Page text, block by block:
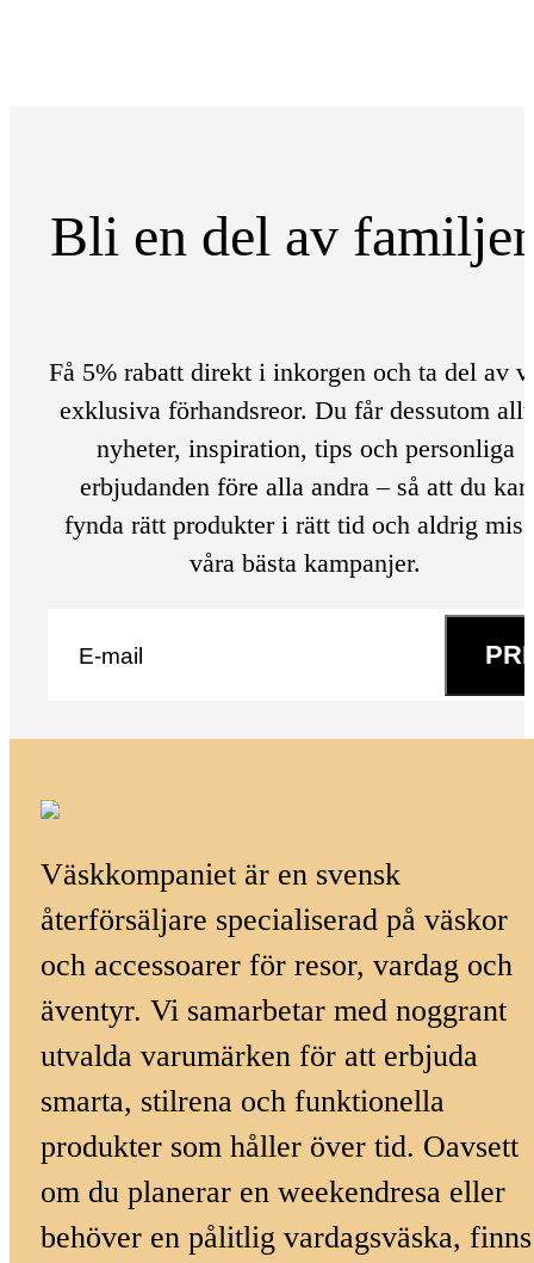
Bli en del av
Få 5% rabatt direkt i inkorgen och ta del av
exklusiva förhandsreor. Du får dessutom
nyheter, inspiration, tips och personliga
erbjudanden före alla andra – så att du kan
fynda rätt produkter i rätt tid och aldrig
våra bästa kampanjer.
Väskkompaniet är en svensk
återförsäljare specialiserad på väskor
och accessoarer för resor, vardag och
äventyr. Vi samarbetar med noggrant
utvalda varumärken för att erbjuda
smarta, stilrena och funktionella
produkter som håller över tid. Oavsett
om du planerar en weekendresa eller
behöver en pålitlig vardagsväska, finns